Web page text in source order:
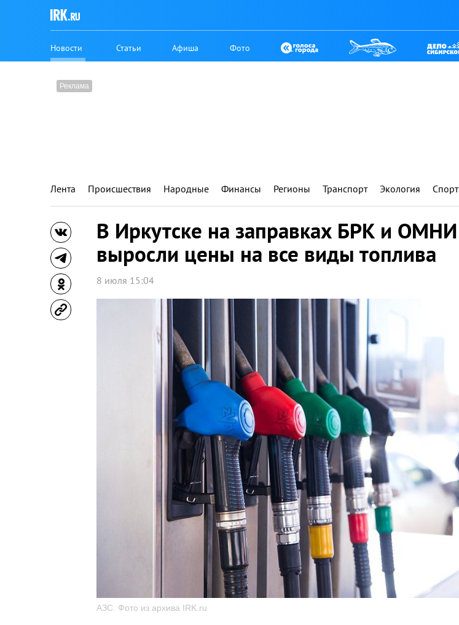
Новости Статьи Афиша Фото
Лента Происшествия Народные Финансы Регионы Транспорт Экология Спорт
В Иркутске на заправках БРК и ОМНИ
выросли цены на все виды топлива
8 июля 15:04
АЗС. Фото из архива IRK.ru